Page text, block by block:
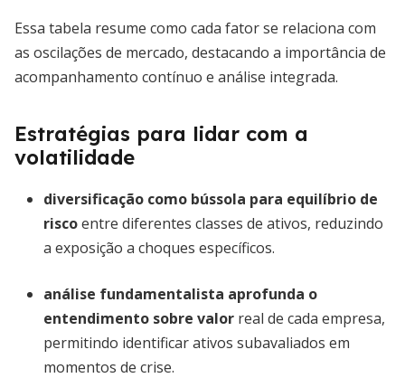
Essa tabela resume como cada fator se relaciona com
as oscilações de mercado, destacando a importância de
acompanhamento contínuo e análise integrada.
Estratégias para lidar com a
volatilidade
diversificação como bússola para equilíbrio de
riscoentre diferentes classes de ativos, reduzindo
a exposição a choques específicos.
análise fundamentalista aprofunda o
entendimento sobre valor real de cada empresa,
permitindo identificar ativos subavaliados em
momentos de crise.